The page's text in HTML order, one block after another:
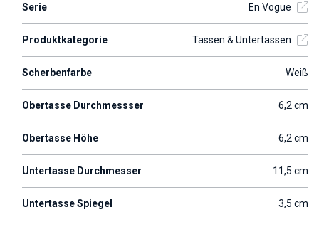
Serie En Vogue
Produktkategorie Tassen & Untertassen
Scherbenfarbe Weiß
Obertasse Durchmessser 6,2 cm
Obertasse Höhe 6,2 cm
Untertasse Durchmesser 11,5 cm
Untertasse Spiegel 3,5 cm